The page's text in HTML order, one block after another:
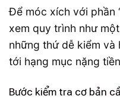
Để móc xích với phần
xem quy trình như
những thứ dễ kiểm và
tới hạng mục nặng
Bước kiểm tra cơ bản